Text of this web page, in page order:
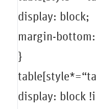
display: block;
margin-
}
display: block